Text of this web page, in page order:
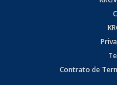
Contrato de